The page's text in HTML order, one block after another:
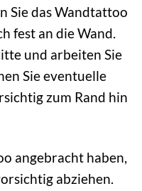
Sie das Wandtattoo
fest an die Wand.
und arbeiten Sie
Sie eventuelle
zum Rand hin
angebracht haben,
abziehen.